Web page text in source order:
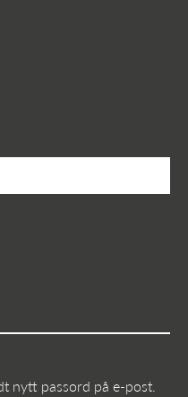
nytt passord på e-post.